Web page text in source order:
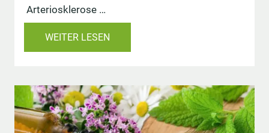
Arteriosklerose …
WEITER LESEN